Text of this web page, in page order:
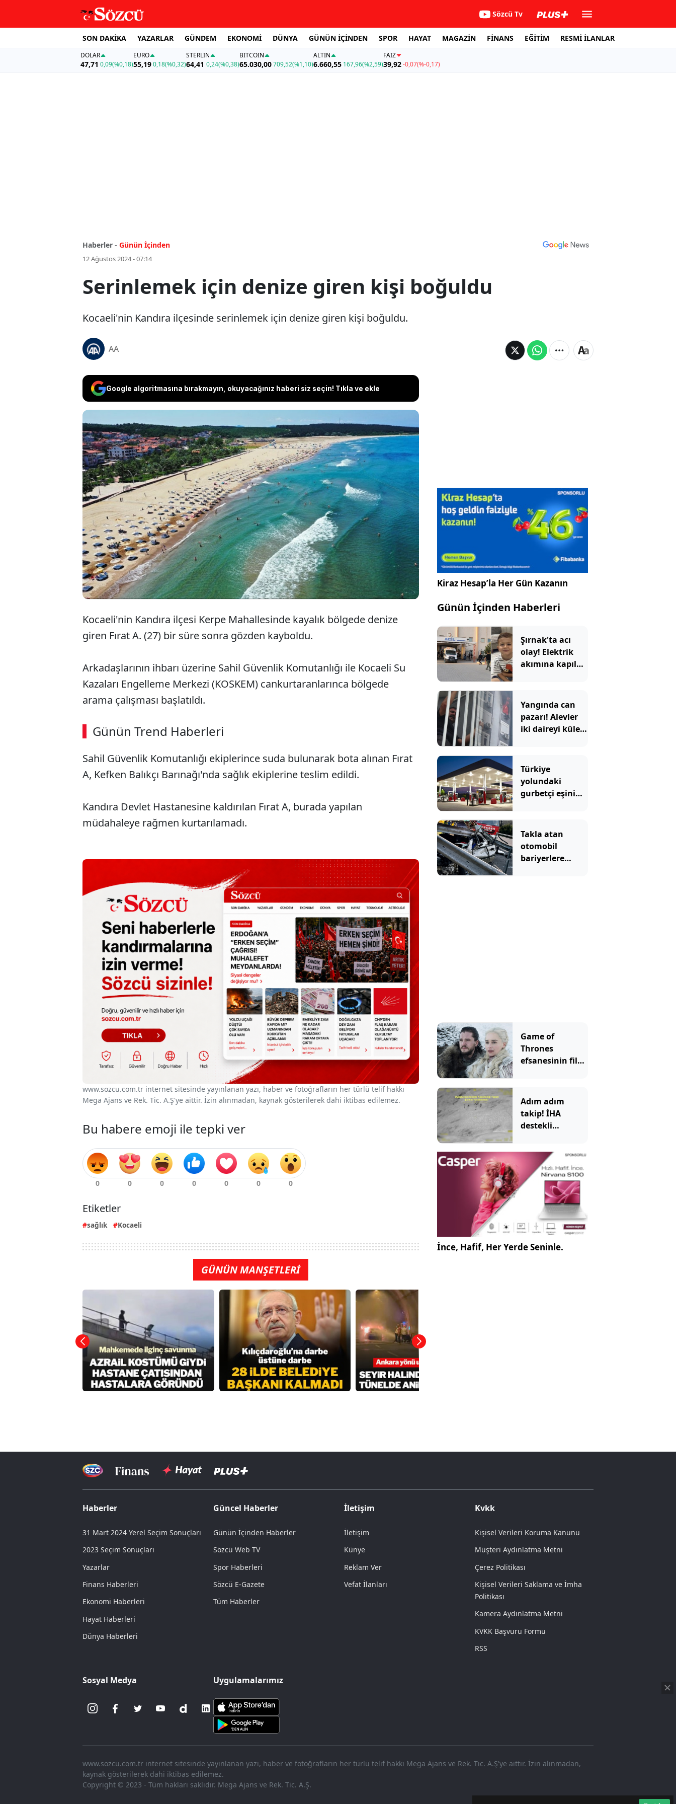
Sözcü Tv
SON DAKİKA YAZARLAR GÜNDEM EKONOMİ DÜNYA GÜNÜN İÇİNDEN SPOR HAYAT MAGAZİN FİNANS EĞİTİM RESMİ İLANLAR
DOLAR
47,71 0,09(%0,18)
EURO
55,19 0,18(%0,32)
STERLIN
64,41 0,24(%0,38)
BITCOIN
65.030,00709,52(%1,10)
ALTIN
6.660,55 167,96(%2,59)
FAİZ
39,92-0,07(%-0,17)
Haberler - Günün İçinden
12 Ağustos 2024 - 07:14
Serinlemek için denize giren kişi boğuldu
Kocaeli'nin Kandıra ilçesinde serinlemek için denize giren kişi boğuldu.
AA
Google algoritmasına bırakmayın, okuyacağınız haberi siz seçin! Tıkla ve ekle
Kocaeli'nin Kandıra ilçesinde
serinlemek için denize giren kişi
boğuldu.
Kocaeli'nin Kandıra ilçesi Kerpe Mahallesinde kayalık bölgede denize
giren Fırat A. (27) bir süre sonra gözden kayboldu.
Arkadaşlarının ihbarı üzerine Sahil Güvenlik Komutanlığı ile Kocaeli Su
Kazaları Engelleme Merkezi (KOSKEM) cankurtaranlarınca bölgede
arama çalışması başlatıldı.
Günün Trend Haberleri
Aç
8.42%
Sahil Güvenlik Komutanlığı ekiplerince suda bulunarak bota alınan Fırat
A, Kefken Balıkçı Barınağı'nda sağlık ekiplerine teslim edildi.
Kandıra Devlet Hastanesine kaldırılan Fırat A, burada yapılan
müdahaleye rağmen kurtarılamadı.
www.sozcu.com.tr internet sitesinde yayınlanan yazı, haber ve fotoğrafların her türlü telif hakkı
Mega Ajans ve Rek. Tic. A.Ş'ye aittir. İzin alınmadan, kaynak gösterilerek dahi iktibas edilemez.
Bu habere emoji ile tepki ver
Etiketler
sağlık Kocaeli
GÜNÜN MANŞETLERİ
Kiraz Hesap’la Her Gün Kazanın
Günün İçinden Haberleri
Şırnak'ta acı
olay! Elektrik
akımına kapılan
Yangında can
pazarı! Alevler
iki daireyi küle
kurtarıldı
Türkiye
yolundaki
gurbetçi eşini
sonra yeniden
buluştular
Takla atan
otomobil
bariyerlere
Game of
Thrones
efsanesinin filmi
Adım adım
takip! İHA
destekli
kilolarca
uyuşturucu ele
geçirildi
İnce, Hafif, Her Yerde Seninle.
Haberler
31 Mart 2024 Yerel Seçim Sonuçları
2023 Seçim Sonuçları
Yazarlar
Finans Haberleri
Ekonomi Haberleri
Hayat Haberleri
Dünya Haberleri
Güncel Haberler
Günün İçinden Haberler
Sözcü Web TV
Spor Haberleri
Sözcü E-Gazete
Tüm Haberler
İletişim
İletişim
Künye
Reklam Ver
Vefat İlanları
Kvkk
Kişisel Verileri Koruma Kanunu
Müşteri Aydınlatma Metni
Çerez Politikası
Kişisel Verileri Saklama ve İmha
Politikası
Kamera Aydınlatma Metni
KVKK Başvuru Formu
RSS
Sosyal Medya Uygulamalarımız
www.sozcu.com.tr internet sitesinde yayınlanan yazı, haber ve fotoğrafların her türlü telif hakkı Mega Ajans ve Rek. Tic. A.Ş'ye aittir. İzin alınmadan,
kaynak gösterilerek dahi iktibas edilemez.
Copyright © 2023 - Tüm hakları saklıdır. Mega Ajans ve Rek. Tic. A.Ş.